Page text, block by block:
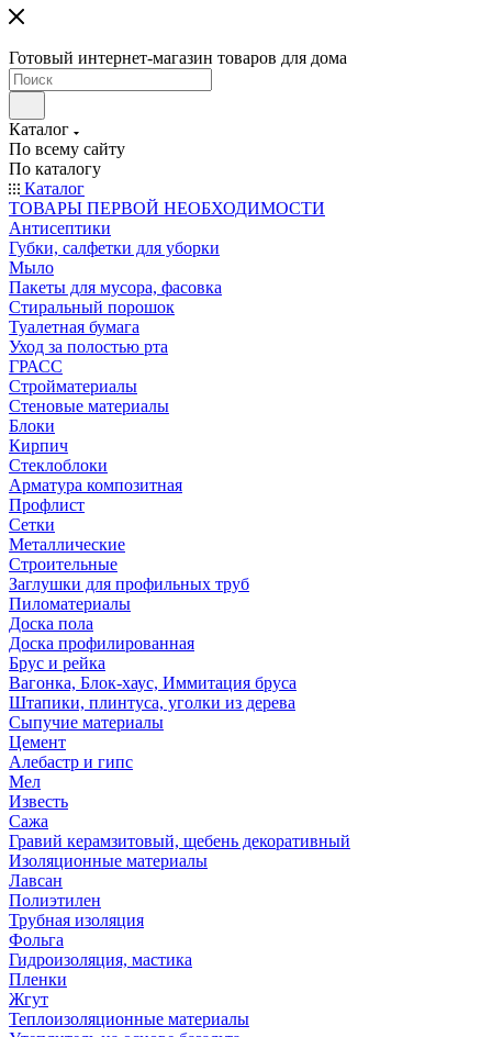
Готовый интернет-магазин товаров для дома
Каталог
По всему сайту
По каталогу
Каталог
ТОВАРЫ ПЕРВОЙ НЕОБХОДИМОСТИ
Антисептики
Губки, салфетки для уборки
Мыло
Пакеты для мусора, фасовка
Стиральный порошок
Туалетная бумага
Уход за полостью рта
ГРАСС
Стройматериалы
Стеновые материалы
Блоки
Кирпич
Стеклоблоки
Арматура композитная
Профлист
Сетки
Металлические
Строительные
Заглушки для профильных труб
Пиломатериалы
Доска пола
Доска профилированная
Брус и рейка
Вагонка, Блок-хаус, Иммитация бруса
Штапики, плинтуса, уголки из дерева
Сыпучие материалы
Цемент
Алебастр и гипс
Мел
Известь
Сажа
Гравий керамзитовый, щебень декоративный
Изоляционные материалы
Лавсан
Полиэтилен
Трубная изоляция
Фольга
Гидроизоляция, мастика
Пленки
Жгут
Теплоизоляционные материалы